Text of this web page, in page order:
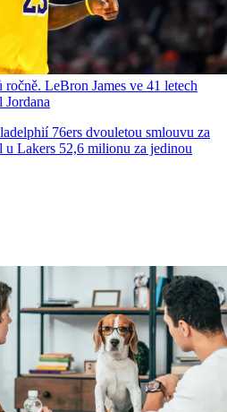
LeBron James ve 41 letech
Jordana
76ers dvouletou smlouvu za
Lakers 52,6 milionu za jedinou